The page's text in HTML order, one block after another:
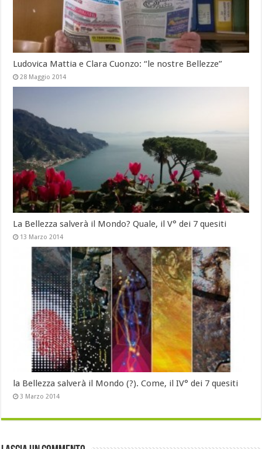
Ludovica Mattia e Clara Cuonzo: “le nostre Bellezze”
28 Maggio 2014
La Bellezza salverà il Mondo? Quale, il V° dei 7 quesiti
13 Marzo 2014
la Bellezza salverà il Mondo (?). Come, il IV° dei 7 quesiti
3 Marzo 2014